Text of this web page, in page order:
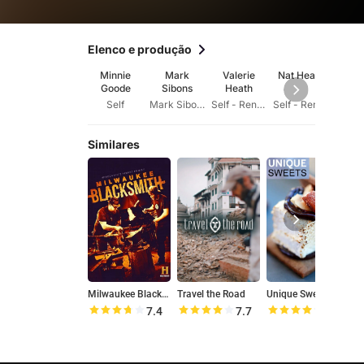
Elenco e produção
Minnie
Goode
Self
Mark
Sibons
Mark Sibons
Valerie
Heath
Self - Renovator
Nat Heath
Similares
Milwaukee Blacksmith
7.4
Travel the Road
7.7
Unique Sweets